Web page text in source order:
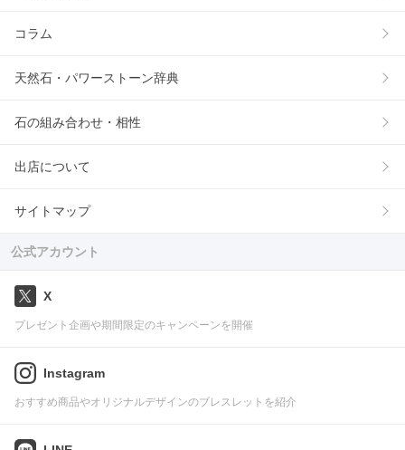
コラム
天然石・パワーストーン辞典
石の組み合わせ・相性
出店について
サイトマップ
公式アカウント
X
プレゼント企画や期間限定のキャンペーンを開催
Instagram
おすすめ商品やオリジナルデザインのブレスレットを紹介